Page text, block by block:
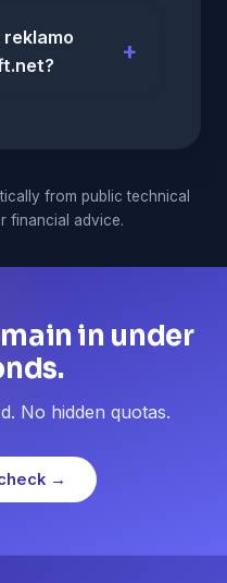
from public technical
financial advice.
in under
No hidden quotas.
→